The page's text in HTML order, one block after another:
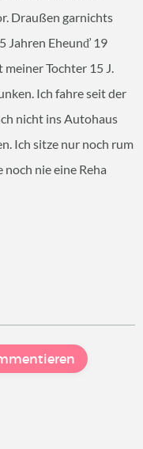
Draußen garnichts
Jahren Eheunď 19
Tochter 15 J.
Ich fahre seit der
nicht ins Autohaus
Ich sitze nur noch rum
nie eine Reha